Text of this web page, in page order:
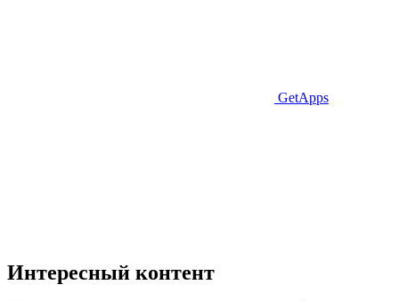
GetApps
Интересный контент